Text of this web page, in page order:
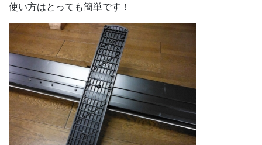
使い方はとっても簡単です！